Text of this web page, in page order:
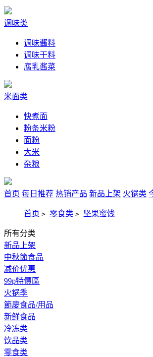
调味类
调味酱料
调味干料
腐乳酱菜
米面类
快煮面
粉条米粉
面粉
大米
杂粮
首页 每日推荐 热销产品 新品上架 火锅类
首页 > 零食类 > 坚果蜜饯
所有分类
新品上架
中秋節食品
减价优惠
99p特價區
火锅季
節慶食品/用品
新鲜食品
冷冻类
饮品类
零食类